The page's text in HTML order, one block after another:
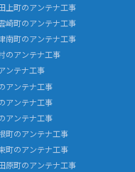
上町のアンテナ工事
崎町のアンテナ工事
南町のアンテナ工事
のアンテナ工事
ンテナ工事
アンテナ工事
アンテナ工事
アンテナ工事
町のアンテナ工事
町のアンテナ工事
原町のアンテナ工事